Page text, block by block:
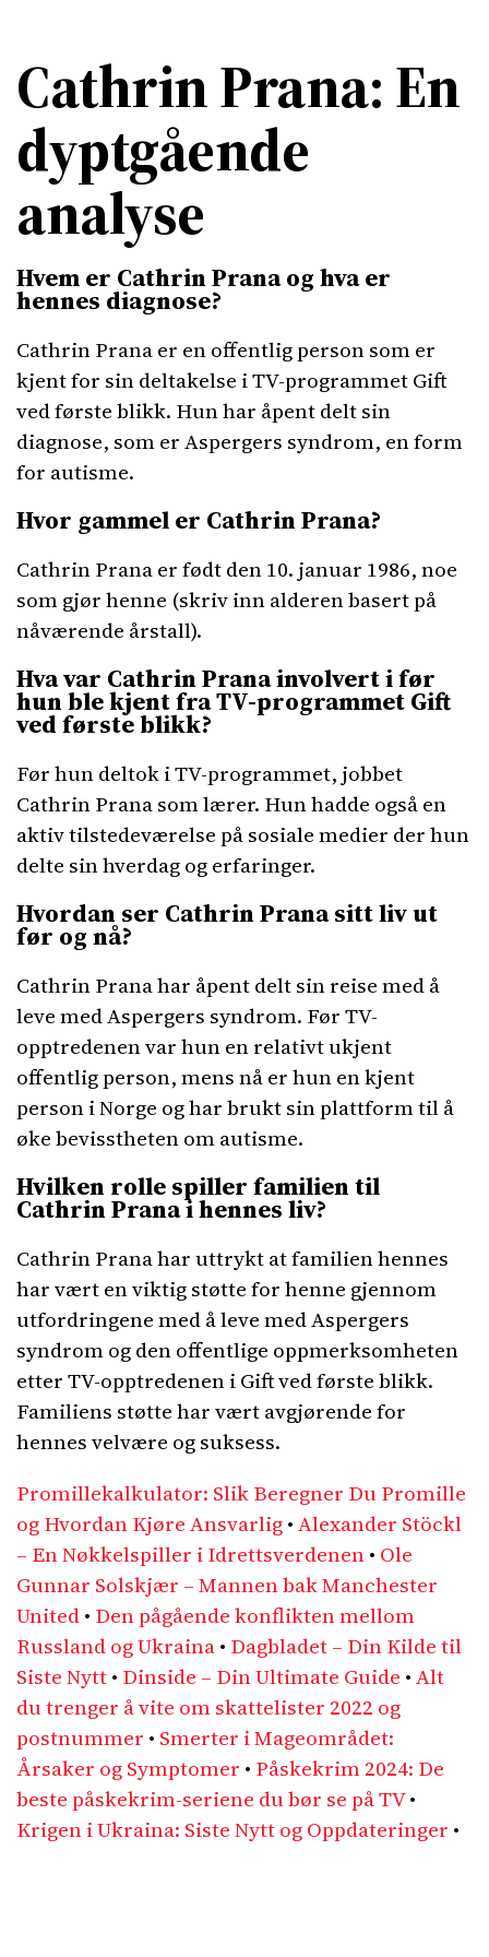
Cathrin Prana: En
dyptgående
analyse
Hvem er Cathrin Prana og hva er
hennes diagnose?
Cathrin Prana er en offentlig person som er
kjent for sin deltakelse i TV-programmet Gift
ved første blikk. Hun har åpent delt sin
diagnose, som er Aspergers syndrom, en form
for autisme.
Hvor gammel er Cathrin Prana?
Cathrin Prana er født den 10. januar 1986, noe
som gjør henne (skriv inn alderen basert på
nåværende årstall).
Hva var Cathrin Prana involvert i før
hun ble kjent fra TV-programmet Gift
ved første blikk?
Før hun deltok i TV-programmet, jobbet
Cathrin Prana som lærer. Hun hadde også en
aktiv tilstedeværelse på sosiale medier der hun
delte sin hverdag og erfaringer.
Hvordan ser Cathrin Prana sitt liv ut
før og nå?
Cathrin Prana har åpent delt sin reise med å
leve med Aspergers syndrom. Før TV-
opptredenen var hun en relativt ukjent
offentlig person, mens nå er hun en kjent
person i Norge og har brukt sin plattform til å
øke bevisstheten om autisme.
Hvilken rolle spiller familien til
Cathrin Prana i hennes liv?
Cathrin Prana har uttrykt at familien hennes
har vært en viktig støtte for henne gjennom
utfordringene med å leve med Aspergers
syndrom og den offentlige oppmerksomheten
etter TV-opptredenen i Gift ved første blikk.
Familiens støtte har vært avgjørende for
hennes velvære og suksess.
Promillekalkulator: Slik Beregner Du Promille
og Hvordan Kjøre Ansvarlig•Alexander Stöckl
– En Nøkkelspiller i Idrettsverdenen• Ole
Gunnar Solskjær – Mannen bak Manchester
United• Den pågående konflikten mellom
Russland og Ukraina• Dagbladet – Din Kilde til
Siste Nytt• Dinside – Din Ultimate Guide •Alt
du trenger å vite om skattelister 2022 og
postnummer • Smerter i Mageområdet:
Årsaker og Symptomer • Påskekrim 2024: De
beste påskekrim-seriene du bør se på TV•
Krigen i Ukraina: Siste Nytt og Oppdateringer •